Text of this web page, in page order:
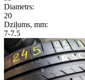
Diametrs:
20
Dziļums, mm:
7-7.5